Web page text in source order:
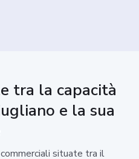
tra la capacità
e la sua
situate tra il